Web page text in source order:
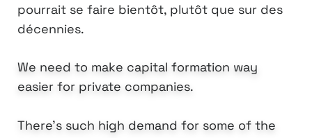
pourrait se faire bientôt, plutôt que sur des
décennies.
We need to make capital formation way
easier for private companies.
There's such high demand for some of the